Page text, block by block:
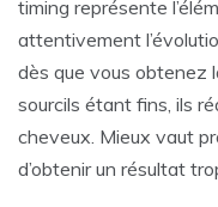
timing représente
attentivement
dès que vous obtenez
sourcils étant fins, ils
cheveux. Mieux vaut
d’obtenir un résultat